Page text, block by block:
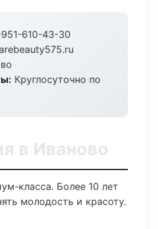
610-43-30
Круглосуточно по
в Иваново
класса. Более 10 лет
молодость и красоту.